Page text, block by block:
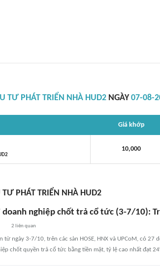
TƯ PHÁT TRIỂN NHÀ HUD2 NGÀY 07-08-
Giá khớp
10,000
PHÁT TRIỂN NHÀ HUD2
doanh nghiệp chốt trả cổ tức (3-7/10):
2 liên quan
từ ngày 3-7/10, trên các sàn HOSE, HNX và UPCoM, có
chốt quyền trả cổ tức bằng tiền mặt, tỷ lệ cao nhất đạt